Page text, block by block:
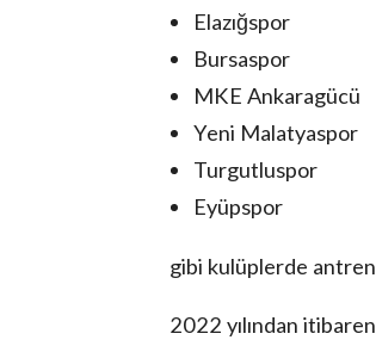
Elazığspor
Bursaspor
MKE Ankaragücü
Yeni Malatyaspor
Turgutluspor
Eyüpspor
gibi kulüplerde
2022 yılından